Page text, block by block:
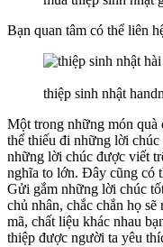
Bạn quan tâm có thể liên
thiệp sinh nhật
Một trong những món quà
thể thiếu đi những lời
những lời chúc được viết
nghĩa to lớn. Đây cũng có
Gửi gắm những lời chúc
chủ nhân, chắc chắn họ
mã, chất liệu khác nhau
thiệp được người ta yêu